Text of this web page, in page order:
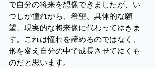
で自分の将来を想像できましたが、い
つしか憧れから、希望、具体的な願
望、現実的な将来像に代わってゆきま
す。これは憧れを諦めるのではなく、
形を変え自分の中で成長させてゆくも
のだと思います。